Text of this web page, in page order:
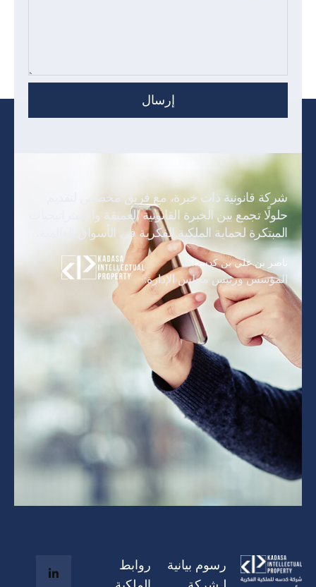
شركة قانونية ذات خبرة، مع فريق مخصص لتقديم
حلولًا تجمع بين الخبرة القانونية العميقة والاستراتيجيات
المبتكرة لحماية الملكية الفكرية في الأسواق العالمية.
ناصر بن علي بن كدسة:
المؤسس ورئيس مجلس الإدارة:
رسوم بيانية
روابط